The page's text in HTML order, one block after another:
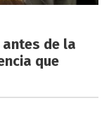
de la
que